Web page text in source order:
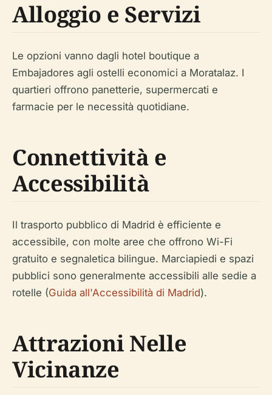
Alloggio e Servizi
Le opzioni vanno dagli hotel boutique a
Embajadores agli ostelli economici a Moratalaz. I
quartieri offrono panetterie, supermercati e
farmacie per le necessità quotidiane.
Connettività e
Accessibilità
Il trasporto pubblico di Madrid è efficiente e
accessibile, con molte aree che offrono Wi-Fi
gratuito e segnaletica bilingue. Marciapiedi e spazi
pubblici sono generalmente accessibili alle sedie a
rotelle (Guida all'Accessibilità di Madrid).
Attrazioni Nelle
Vicinanze